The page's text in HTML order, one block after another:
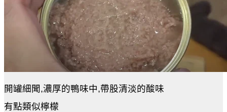
開罐細聞,濃厚的鴨味中,帶股清淡的酸味
有點類似檸檬